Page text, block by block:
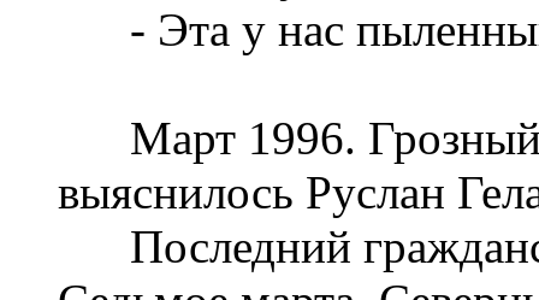
- Эта у нас
Март 1996. Грозный.
выяснилось Руслан
Последний